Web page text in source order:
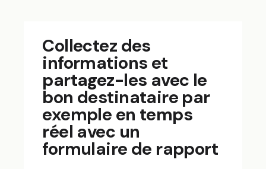
Collectez des
informations et
partagez-les avec le
bon destinataire par
exemple en temps
réel avec un
formulaire de rapport